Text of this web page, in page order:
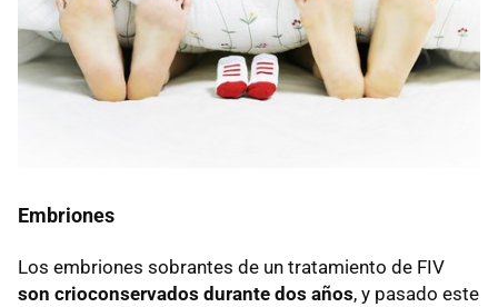
Embriones
Los embriones sobrantes de un tratamiento de FIV
son crioconservados durante dos años, y pasado este